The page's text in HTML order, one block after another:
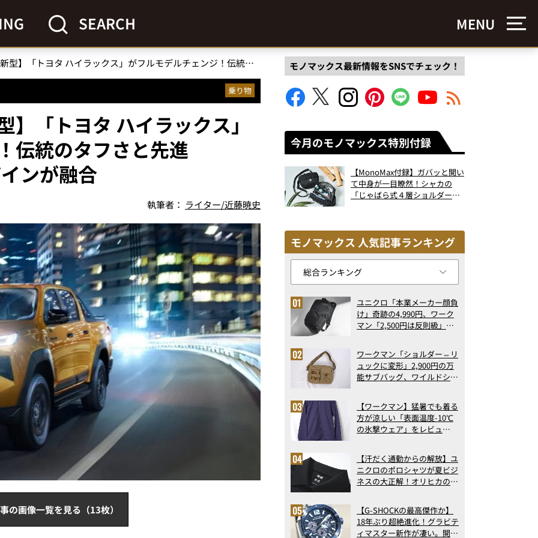
SEARCH MENU
【最強ピックアップ新型】「トヨタ ハイラックス」がフルモデルチェンジ！伝統のタフさと先進の“Cyber SUMO”デザインが融合
乗り物
「トヨタ ハイラックス」
伝統のタフさと先進
ンが融合
執筆者： ライター/近藤暁史
の画像一覧を見る（13枚）
モノマックス最新情報をSNSでチェック！
今月のモノマックス特別付録
【MonoMax付録】ガバッと開い
て中身が一目瞭然！シャカの
「じゃばら式４層ショルダーバ
モノマックス 人気記事ランキング
ユニクロ「本業メーカー顔負
け」奇跡の4,990円、ワーク
マン「2,500円は反則級」凄
ト3】（2026年6月版）
ワークマン「ショルダー⇔リ
ュックに変形」2,900円の万
能サブバッグ、ワイルドシン
記事ランキングベスト3】
（2026年6月版）
【ワークマン】猛暑でも着る
方が涼しい「表面温度-10℃
の氷撃ウェア」をレビュ
【汗だく通勤からの解放】ユ
ニクロのポロシャツが夏ビジ
ネスの大正解！オリヒカの透
アの実力
【G-SHOCKの最高傑作か】
18年ぶり超絶進化！グラビテ
ィマスター新作が凄い。開発